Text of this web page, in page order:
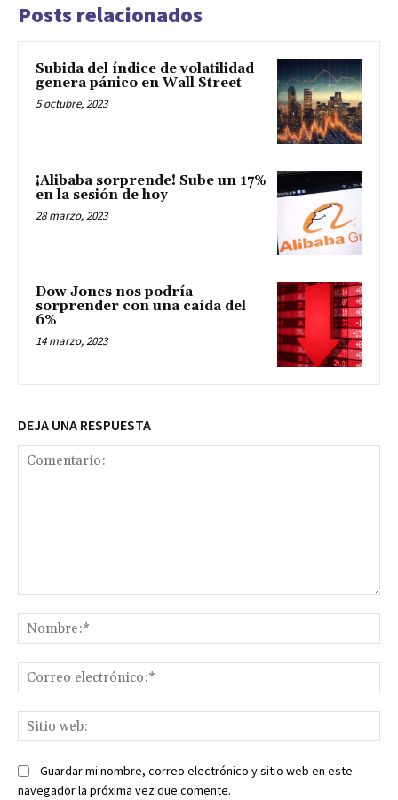
Posts relacionados
Subida del índice de volatilidad
genera pánico en Wall Street
5 octubre, 2023
¡Alibaba sorprende! Sube un 17%
en la sesión de hoy
28 marzo, 2023
Dow Jones nos podría
sorprender con una caída del
6%
14 marzo, 2023
DEJA UNA RESPUESTA
Guardar mi nombre, correo electrónico y sitio web en este
navegador la próxima vez que comente.